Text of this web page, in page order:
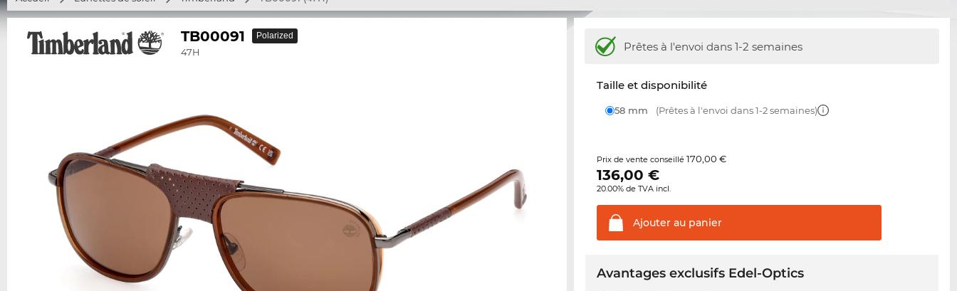
TB00091
47H
Polarized
Prêtes à l'envoi dans 1-2 semaines
Taille et disponibilité
58 mm (Prêtes à l'envoi dans 1-2 semaines)
Prix de vente conseillé170,00 €
136,00 €
20.00% de TVA incl.
Ajouter au panier
Avantages exclusifs Edel-Optics